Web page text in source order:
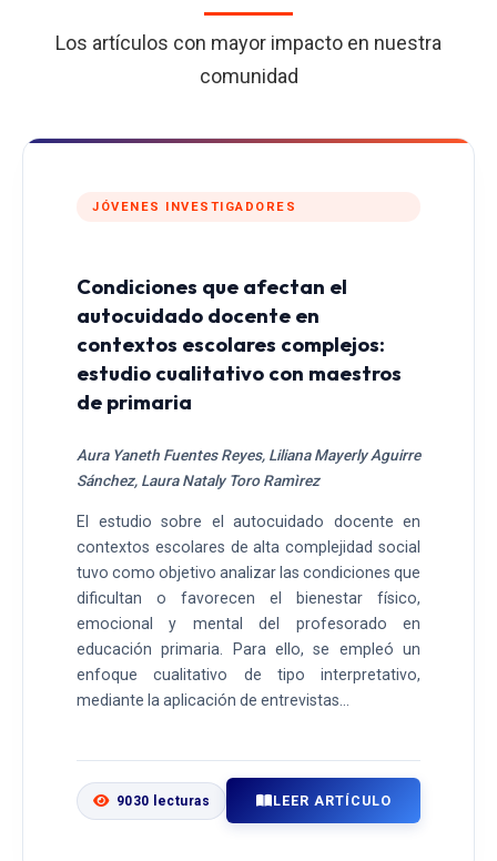
Los artículos con mayor impacto en nuestra
comunidad
JÓVENES INVESTIGADORES
Condiciones que afectan el
autocuidado docente en
contextos escolares complejos:
estudio cualitativo con maestros
de primaria
Aura Yaneth Fuentes Reyes, Liliana Mayerly Aguirre
Sánchez, Laura Nataly Toro Ramìrez
El estudio sobre el autocuidado docente en
contextos escolares de alta complejidad social
tuvo como objetivo analizar las condiciones que
dificultan o favorecen el bienestar físico,
emocional y mental del profesorado en
educación primaria. Para ello, se empleó un
enfoque cualitativo de tipo interpretativo,
mediante la aplicación de entrevistas...
9030 lecturas LEER ARTÍCULO